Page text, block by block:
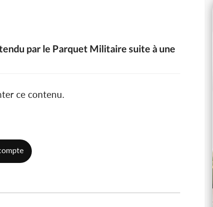
par le Parquet Militaire suite à une
ce contenu.